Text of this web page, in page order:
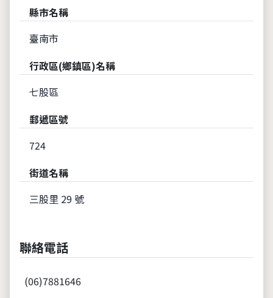
縣市名稱
臺南市
行政區(鄉鎮區)名稱
七股區
郵遞區號
724
街道名稱
三股里 29 號
聯絡電話
(06)7881646